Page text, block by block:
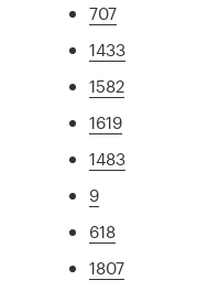
707
1433
1582
1619
1483
9
618
1807